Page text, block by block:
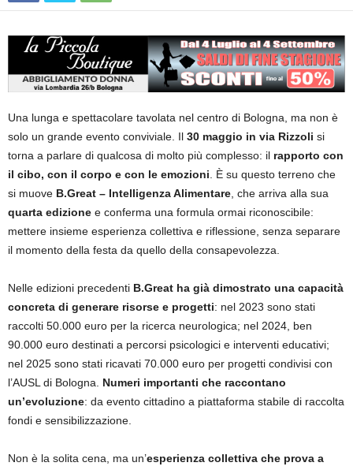
Una lunga e spettacolare tavolata nel centro di Bologna, ma non è
solo un grande evento conviviale. Il 30 maggio in via Rizzoli si
torna a parlare di qualcosa di molto più complesso: il rapporto con
il cibo, con il corpo e con le emozioni. È su questo terreno che
si muove B.Great – Intelligenza Alimentare, che arriva alla sua
quarta edizione e conferma una formula ormai riconoscibile:
mettere insieme esperienza collettiva e riflessione, senza separare
il momento della festa da quello della consapevolezza.
Nelle edizioni precedenti B.Great ha già dimostrato una capacità
concreta di generare risorse e progetti: nel 2023 sono stati
raccolti 50.000 euro per la ricerca neurologica; nel 2024, ben
90.000 euro destinati a percorsi psicologici e interventi educativi;
nel 2025 sono stati ricavati 70.000 euro per progetti condivisi con
l’AUSL di Bologna. Numeri importanti che raccontano
un’evoluzione: da evento cittadino a piattaforma stabile di raccolta
fondi e sensibilizzazione.
Non è la solita cena, ma un’esperienza collettiva che prova a